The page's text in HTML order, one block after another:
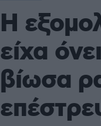
H
είχα
βίωσα